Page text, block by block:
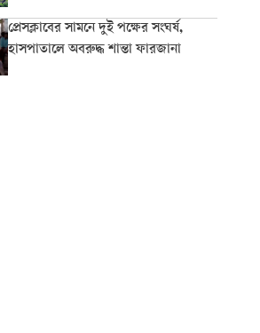
প্রেসক্লাবের সামনে দুই পক্ষের সংঘর্ষ,
হাসপাতালে অবরুদ্ধ শান্তা ফারজানা